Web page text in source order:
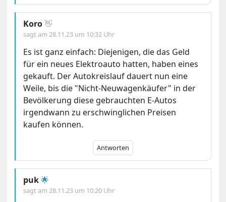
Koro👋
sagt am28.11.23 um 10:32 Uhr
Es ist ganz einfach: Diejenigen, die das Geld
für ein neues Elektroauto hatten, haben eines
gekauft. Der Autokreislauf dauert nun eine
Weile, bis die "Nicht-Neuwagenkäufer" in der
Bevölkerung diese gebrauchten E-Autos
irgendwann zu erschwinglichen Preisen
kaufen können.
Antworten
puk🌟
sagt am28.11.23 um 10:20 Uhr